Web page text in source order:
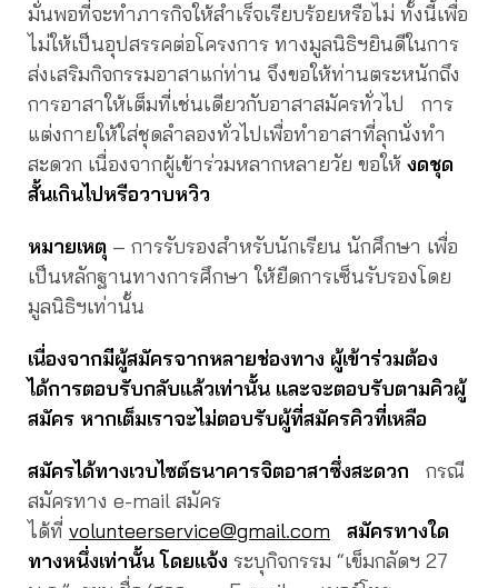
มั่นพอที่จะทำภารกิจให้สำเร็จเรียบร้อยหรือไม่ ทั้งนี้เพื่อ
ไม่ให้เป็นอุปสรรคต่อโครงการ ทางมูลนิธิฯยินดีในการ
ส่งเสริมกิจกรรมอาสาแก่ท่าน จึงขอให้ท่านตระหนักถึง
การอาสาให้เต็มที่เช่นเดียวกับอาสาสมัครทั่วไป การ
แต่งกายให้ใส่ชุดลำลองทั่วไปเพื่อทำอาสาที่ลุกนั่งทำ
สะดวก เนื่องจากผู้เข้าร่วมหลากหลายวัย ขอให้ งดชุด
สั้นเกินไปหรือวาบหวิว
หมายเหตุ – การรับรองสำหรับนักเรียน นักศึกษา เพื่อ
เป็นหลักฐานทางการศึกษา ให้ยืดการเซ็นรับรองโดย
มูลนิธิฯเท่านั้น
เนื่องจากมีผู้สมัครจากหลายช่องทาง ผู้เข้าร่วมต้อง
ได้การตอบรับกลับแล้วเท่านั้น และจะตอบรับตามคิวผู้
สมัคร หากเต็มเราจะไม่ตอบรับผู้ที่สมัครคิวที่เหลือ
สมัครได้ทางเวบไซต์ธนาคารจิตอาสาซึ่งสะดวก กรณี
สมัครทาง e-mail สมัคร
ได้ที่ volunteerservice@gmail.com
สมัครทางใด
ทางหนึ่งเท่านั้น โดยแจ้ง ระบุกิจกรรม “เข็มกลัดฯ 27